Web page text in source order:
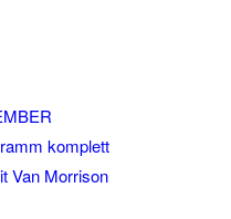
komplett
Van Morrison